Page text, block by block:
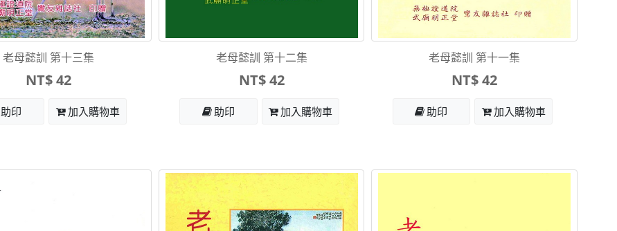
老母懿訓 第十三集
NT$ 42
助印 加入購物車
老母懿訓 第十二集
NT$ 42
助印 加入購物車
老母懿訓 第十一集
NT$ 42
助印 加入購物車